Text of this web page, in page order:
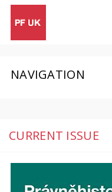
NAVIGATION
CURRENT ISSUE